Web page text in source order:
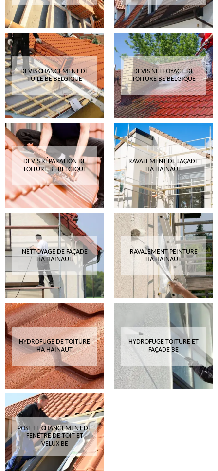
DEVIS CHANGEMENT DE
TUILE BE BELGIQUE
DEVIS NETTOYAGE DE
TOITURE BE BELGIQUE
DEVIS RÉPARATION DE
TOITURE BE BELGIQUE
RAVALEMENT DE FAÇADE
HA HAINAUT
NETTOYAGE DE FAÇADE
HA HAINAUT
RAVALEMENT PEINTURE
HA HAINAUT
HYDROFUGE DE TOITURE
HA HAINAUT
HYDROFUGE TOITURE ET
FAÇADE BE
POSE ET CHANGEMENT DE
FENÊTRE DE TOIT ET
VELUX BE